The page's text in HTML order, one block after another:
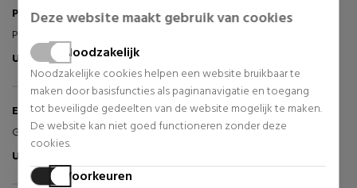
Deze website maakt gebruik van cookies
Noodzakelijk
Noodzakelijke cookies helpen een website bruikbaar te
maken door basisfuncties als paginanavigatie en toegang
tot beveiligde gedeelten van de website mogelijk te maken.
De website kan niet goed functioneren zonder deze
cookies.
Voorkeuren
Pascale L 09-06-2026
Perfect
Uitstekend
Elaine W 27-05-2026
Geweldige prijs, goede communicatie, snelle levering
Uitstekend